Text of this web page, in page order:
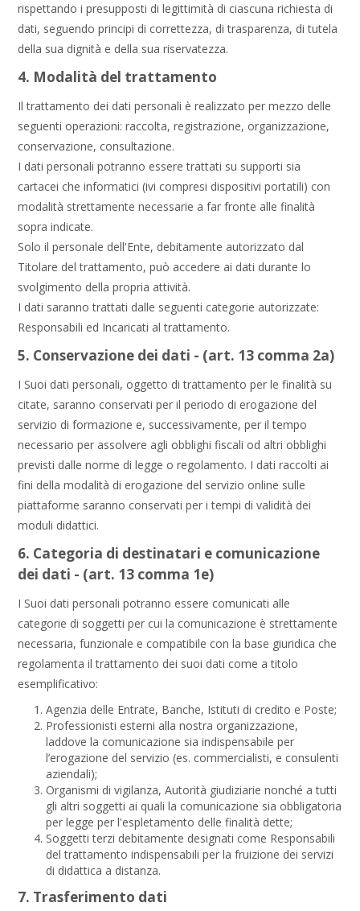
rispettando i presupposti di legittimità di ciascuna richiesta di
dati, seguendo principi di correttezza, di trasparenza, di tutela
della sua dignità e della sua riservatezza.
4. Modalità del trattamento
Il trattamento dei dati personali è realizzato per mezzo delle
seguenti operazioni: raccolta, registrazione, organizzazione,
conservazione, consultazione.
I dati personali potranno essere trattati su supporti sia
cartacei che informatici (ivi compresi dispositivi portatili) con
modalità strettamente necessarie a far fronte alle finalità
sopra indicate.
Solo il personale dell'Ente, debitamente autorizzato dal
Titolare del trattamento, può accedere ai dati durante lo
svolgimento della propria attività.
I dati saranno trattati dalle seguenti categorie autorizzate:
Responsabili ed Incaricati al trattamento.
5. Conservazione dei dati - (art. 13 comma 2a)
I Suoi dati personali, oggetto di trattamento per le finalità su
citate, saranno conservati per il periodo di erogazione del
servizio di formazione e, successivamente, per il tempo
necessario per assolvere agli obblighi fiscali od altri obblighi
previsti dalle norme di legge o regolamento. I dati raccolti ai
fini della modalità di erogazione del servizio online sulle
piattaforme saranno conservati per i tempi di validità dei
moduli didattici.
6. Categoria di destinatari e comunicazione
dei dati - (art. 13 comma 1e)
I Suoi dati personali potranno essere comunicati alle
categorie di soggetti per cui la comunicazione è strettamente
necessaria, funzionale e compatibile con la base giuridica che
regolamenta il trattamento dei suoi dati come a titolo
esemplificativo:
Agenzia delle Entrate, Banche, Istituti di credito e Poste;
Professionisti esterni alla nostra organizzazione,
laddove la comunicazione sia indispensabile per
l’erogazione del servizio (es. commercialisti, e consulenti
aziendali);
Organismi di vigilanza, Autorità giudiziarie nonché a tutti
gli altri soggetti ai quali la comunicazione sia obbligatoria
per legge per l'espletamento delle finalità dette;
Soggetti terzi debitamente designati come Responsabili
del trattamento indispensabili per la fruizione dei servizi
di didattica a distanza.
7. Trasferimento dati